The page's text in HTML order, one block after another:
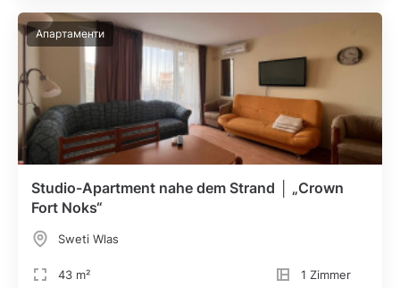
Апартаменти
Studio-Apartment nahe dem Strand │ „Crown
Fort Noks“
Sweti Wlas
43 m² 1 Zimmer